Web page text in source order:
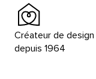
Créateur de design
depuis 1964